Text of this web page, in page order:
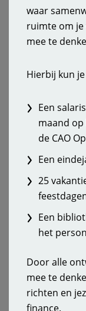
waar
ruimte om je
mee te
Hierbij kun
Een
maand op
de CAO
Een
25
Een
het
Door alle
mee te
richten en
finance.